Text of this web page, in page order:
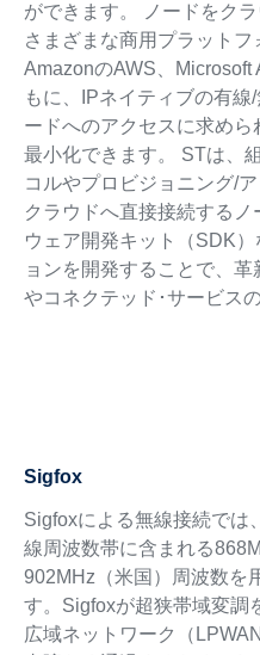
ができます。 ノードをク
さまざまな商用プラット
AmazonのAWS、Microsoft
もに、IPネイティブの有
ードへのアクセスに求め
最小化できます。 STは、
コルやプロビジョニング/
クラウドへ直接接続する
ウェア開発キット（SDK
ョンを開発することで、
やコネクテッド･サービス
Sigfox
Sigfoxによる無線接続では
線周波数帯に含まれる
902MHz（米国）周波数を
す。Sigfoxが超狭帯域変調
広域ネットワーク（